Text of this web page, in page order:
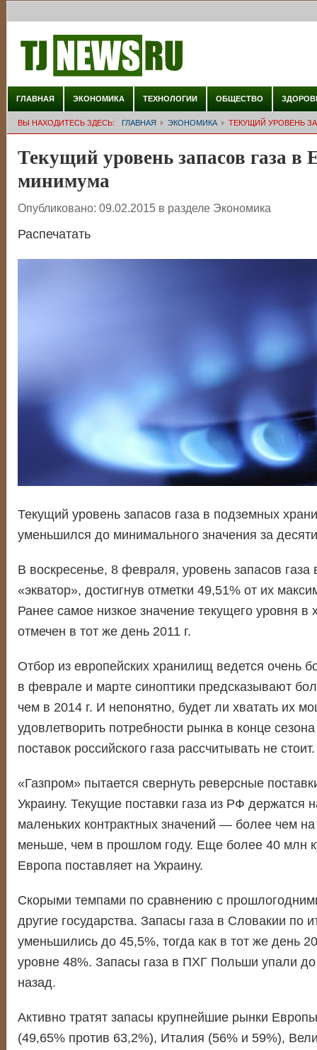
ГЛАВНАЯ ЭКОНОМИКА ТЕХНОЛОГИИ ОБЩЕСТВО
ВЫ НАХОДИТЕСЬ ЗДЕСЬ: ГЛАВНАЯ ЭКОНОМИКА ТЕКУЩИЙ УРОВЕНЬ
Текущий уровень запасов газа в
минимума
Опубликовано: 09.02.2015 в разделе Экономика
Распечатать
Текущий уровень запасов газа в подземных
уменьшился до минимального значения за
В воскресенье, 8 февраля, уровень запасов
«экватор», достигнув отметки 49,51% от их
Ранее самое низкое значение текущего уровня
отмечен в тот же день 2011 г.
Отбор из европейских хранилищ ведется очень
в феврале и марте синоптики предсказывают
чем в 2014 г. И непонятно, будет ли хватать их
удовлетворить потребности рынка в конце
поставок российского газа рассчитывать не стоит.
«Газпром» пытается свернуть реверсные
Украину. Текущие поставки газа из РФ держатся
маленьких контрактных значений — более чем
меньше, чем в прошлом году. Еще более 40 млн
Европа поставляет на Украину.
Скорыми темпами по сравнению с
другие государства. Запасы газа в Словакии по
уменьшились до 45,5%, тогда как в тот же день
уровне 48%. Запасы газа в ПХГ Польши упали до
назад.
Активно тратят запасы крупнейшие рынки
(49,65% против 63,2%), Италия (56% и 59%),